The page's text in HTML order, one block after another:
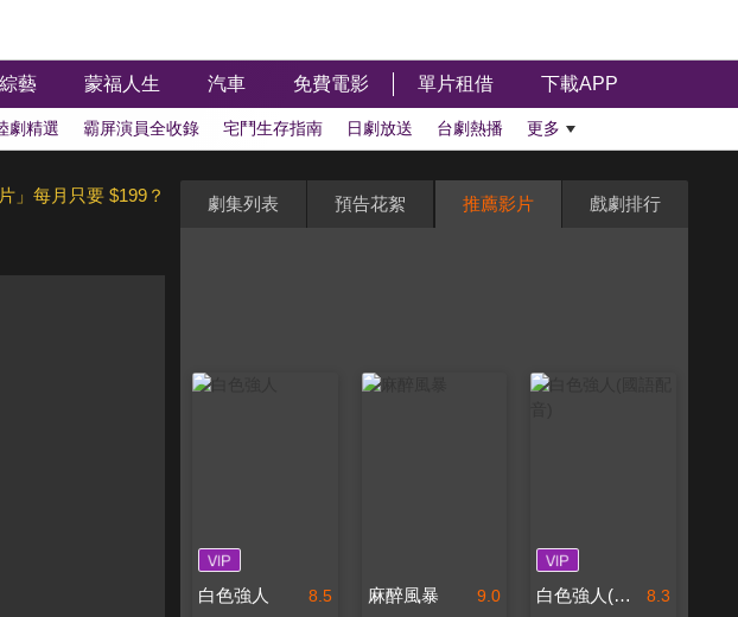
藝 蒙福人生 汽車 免費電影 單片租借 下載APP
劇精選 霸屏演員全收錄 宅鬥生存指南 日劇放送 台劇熱播 更多
」每月只要 $199？ 劇集列表 預告花絮 推薦影片 戲劇排行
8.5
白色強人 9.0
麻醉風暴 8.3
白色強人(國語配音)